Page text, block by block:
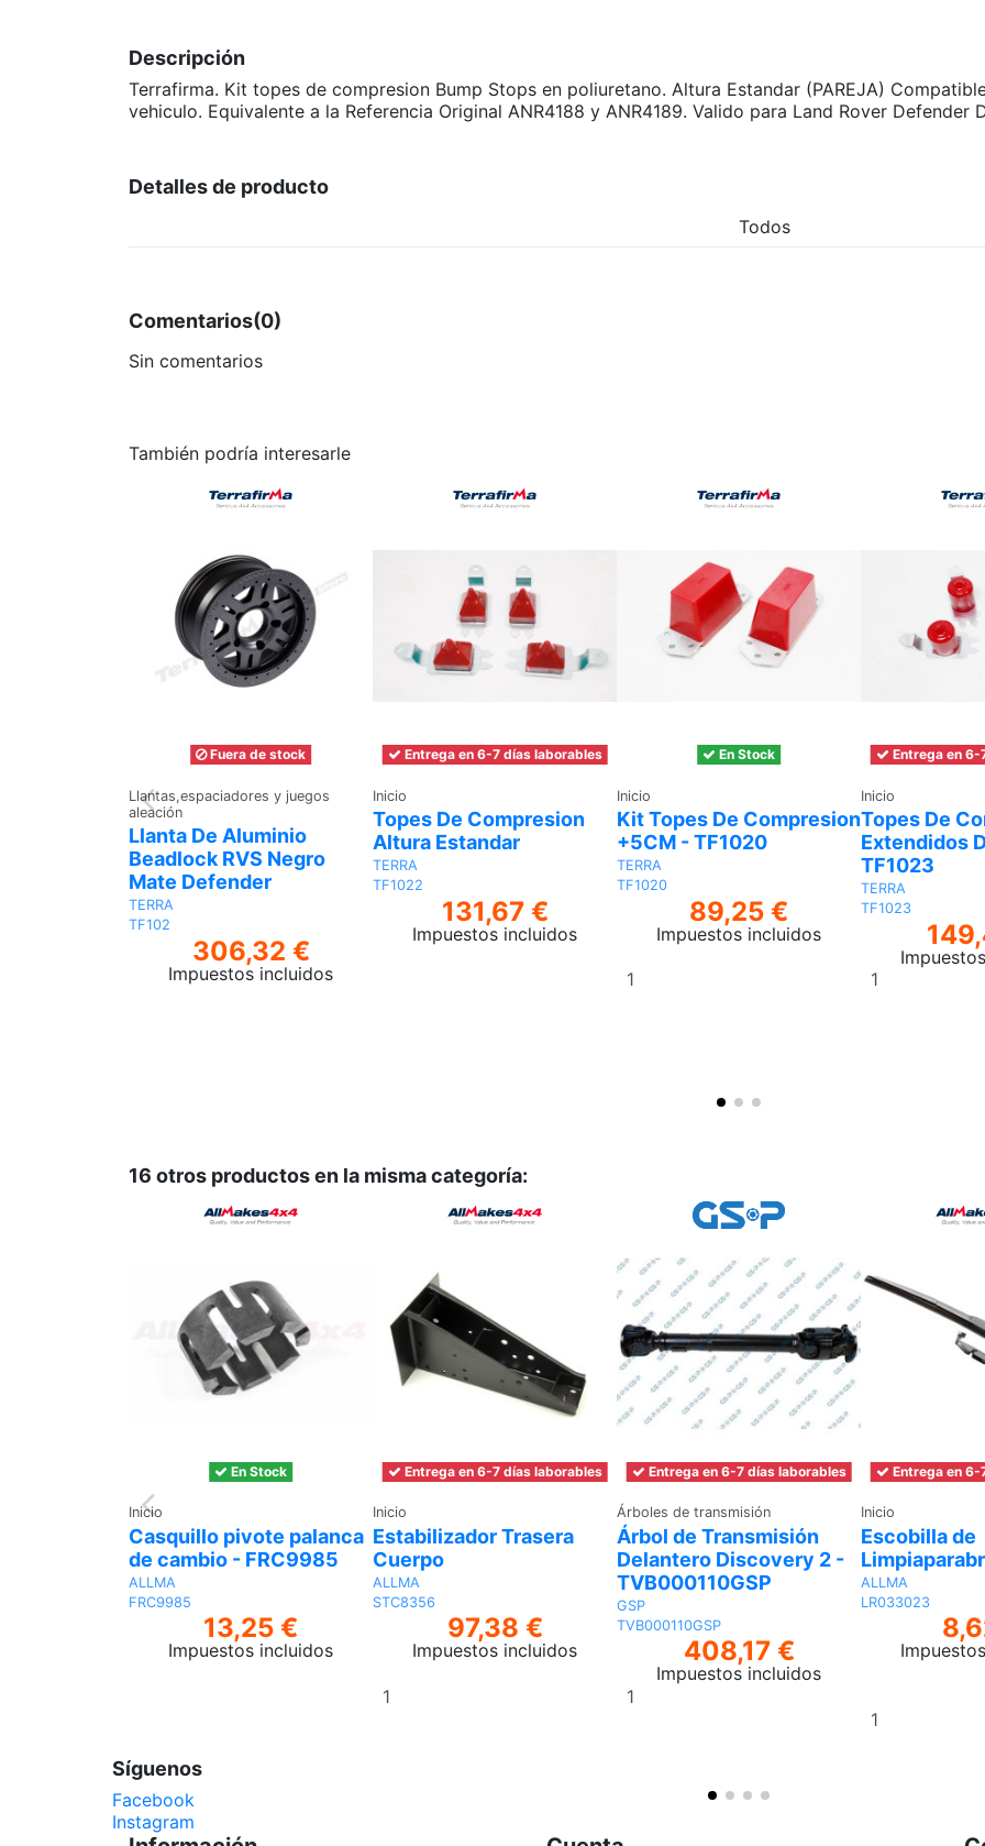
Descripción
Terrafirma. Kit topes de compresion Bump Stops en poliuretano. Altura Estandar (PAREJA)
vehiculo. Equivalente a la Referencia Original ANR4188 y ANR4189. Valido para Land Rover Defender
Detalles de producto
Todos
Comentarios(0)
Sin comentarios
También podría interesarle
Fuera de stock
Llantas,espaciadores y juegos
aleación
Llanta De Aluminio
Beadlock RVS Negro
Mate Defender
TERRA
TF102
306,32 €
Impuestos incluidos
Entrega en 6-7 días laborables
Inicio
Topes De Compresion
Altura Estandar
TERRA
TF1022
131,67 €
Impuestos incluidos
En Stock
Inicio
Kit Topes De Compresion
+5CM - TF1020
TERRA
TF1020
89,25 €
Impuestos incluidos
Añadir
Entrega en 6-
Inicio
Topes De
Extendidos
TF1023
TERRA
TF1023
16 otros productos en la misma categoría:
En Stock
Inicio
Casquillo pivote palanca
de cambio - FRC9985
ALLMA
FRC9985
13,25 €
Impuestos incluidos
Entrega en 6-7 días laborables
Inicio
Estabilizador Trasera
Cuerpo
ALLMA
STC8356
97,38 €
Impuestos incluidos
Añadir
Entrega en 6-7 días laborables
Árboles de transmisión
Árbol de Transmisión
Delantero Discovery 2 -
TVB000110GSP
GSP
TVB000110GSP
408,17 €
Impuestos incluidos
Entrega en 6-
Inicio
Escobilla de
ALLMA
LR033023
Síguenos
Facebook
Instagram